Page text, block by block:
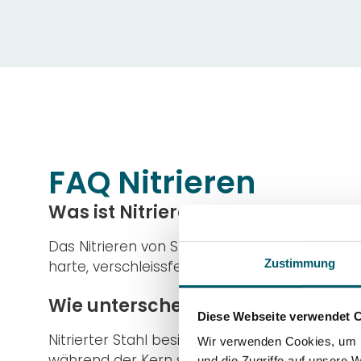
Zustimmung
Diese Webseite verwendet
Wir verwenden Cookies,
FAQ Nitrieren
Was ist Nitrieren?
Das Nitrieren von Stahl ist ein
harte, verschleissfeste Randschicht zu
Wie unterscheidet sich nitrierter
Nitrierter Stahl besitzt durch die